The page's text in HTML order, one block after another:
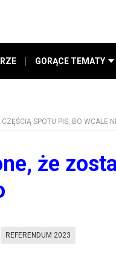
GORĄCE TEMATY
SPOTU PIS, BO WCALE
że
REFERENDUM 2023